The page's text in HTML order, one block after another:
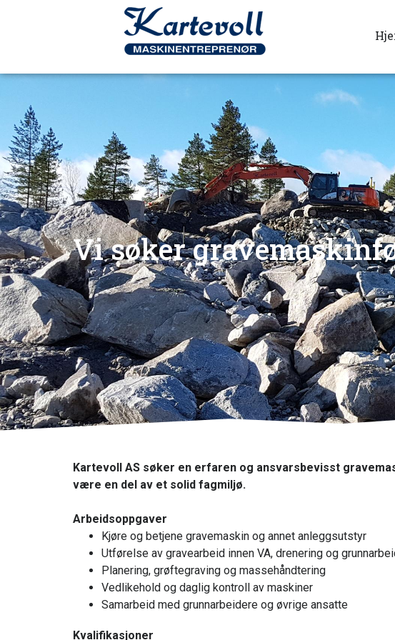
Vi søker
Kartevoll AS søker en erfaren og ansvarsbevisst
være en del av et solid fagmiljø.
Arbeidsoppgaver
Kjøre og betjene gravemaskin og annet anleggsutstyr
Utførelse av gravearbeid innen VA, drenering og
Planering, grøftegraving og massehåndtering
Vedlikehold og daglig kontroll av maskiner
Samarbeid med grunnarbeidere og øvrige ansatte
Kvalifikasjoner